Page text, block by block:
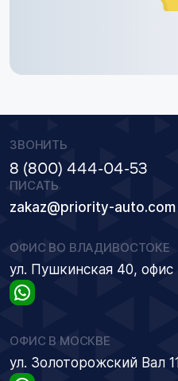
ЗВОНИТЬ
8 (800) 444-04-53
ПИСАТЬ
zakaz@priority-auto.com
ОФИС ВО ВЛАДИВОСТОКЕ
ул. Пушкинская 40, офис
ОФИС В МОСКВЕ
ул. Золоторожский Вал